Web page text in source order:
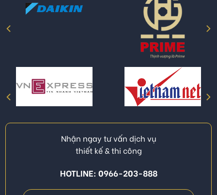
Nhận ngay tư vấn dịch vụ
thiết kế & thi công
HOTLINE: 0966-203-888